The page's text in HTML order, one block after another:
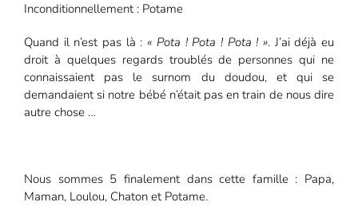
Inconditionnellement : Potame
Quand il n’est pas là : « Pota ! Pota ! Pota ! ». J’ai déjà eu
droit à quelques regards troublés de personnes qui ne
connaissaient pas le surnom du doudou, et qui se
demandaient si notre bébé n’était pas en train de nous dire
autre chose …
Nous sommes 5 finalement dans cette famille : Papa,
Maman, Loulou, Chaton et Potame.